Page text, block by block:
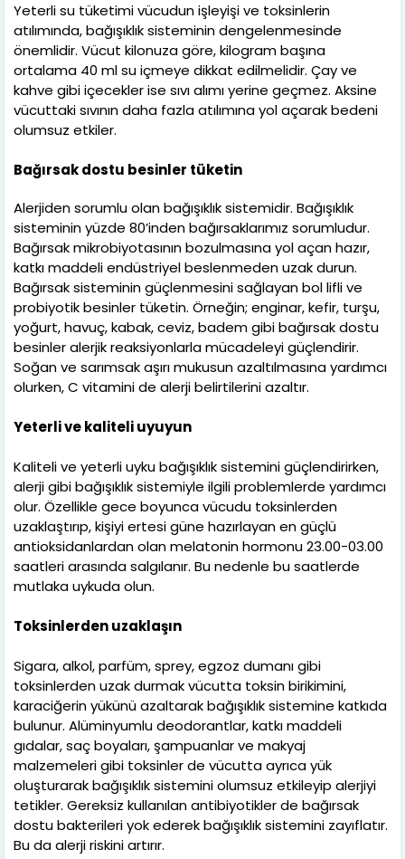
Yeterli su tüketimi vücudun işleyişi ve toksinlerin
atılımında, bağışıklık sisteminin dengelenmesinde
önemlidir. Vücut kilonuza göre, kilogram başına
ortalama 40 ml su içmeye dikkat edilmelidir. Çay ve
kahve gibi içecekler ise sıvı alımı yerine geçmez. Aksine
vücuttaki sıvının daha fazla atılımına yol açarak bedeni
olumsuz etkiler.
Bağırsak dostu besinler tüketin
Alerjiden sorumlu olan bağışıklık sistemidir. Bağışıklık
sisteminin yüzde 80’inden bağırsaklarımız sorumludur.
Bağırsak mikrobiyotasının bozulmasına yol açan hazır,
katkı maddeli endüstriyel beslenmeden uzak durun.
Bağırsak sisteminin güçlenmesini sağlayan bol lifli ve
probiyotik besinler tüketin. Örneğin; enginar, kefir, turşu,
yoğurt, havuç, kabak, ceviz, badem gibi bağırsak dostu
besinler alerjik reaksiyonlarla mücadeleyi güçlendirir.
Soğan ve sarımsak aşırı mukusun azaltılmasına yardımcı
olurken, C vitamini de alerji belirtilerini azaltır.
Yeterli ve kaliteli uyuyun
Kaliteli ve yeterli uyku bağışıklık sistemini güçlendirirken,
alerji gibi bağışıklık sistemiyle ilgili problemlerde yardımcı
olur. Özellikle gece boyunca vücudu toksinlerden
uzaklaştırıp, kişiyi ertesi güne hazırlayan en güçlü
antioksidanlardan olan melatonin hormonu 23.00-03.00
saatleri arasında salgılanır. Bu nedenle bu saatlerde
mutlaka uykuda olun.
Toksinlerden uzaklaşın
Sigara, alkol, parfüm, sprey, egzoz dumanı gibi
toksinlerden uzak durmak vücutta toksin birikimini,
karaciğerin yükünü azaltarak bağışıklık sistemine katkıda
bulunur. Alüminyumlu deodorantlar, katkı maddeli
gıdalar, saç boyaları, şampuanlar ve makyaj
malzemeleri gibi toksinler de vücutta ayrıca yük
oluşturarak bağışıklık sistemini olumsuz etkileyip alerjiyi
tetikler. Gereksiz kullanılan antibiyotikler de bağırsak
dostu bakterileri yok ederek bağışıklık sistemini zayıflatır.
Bu da alerji riskini artırır.